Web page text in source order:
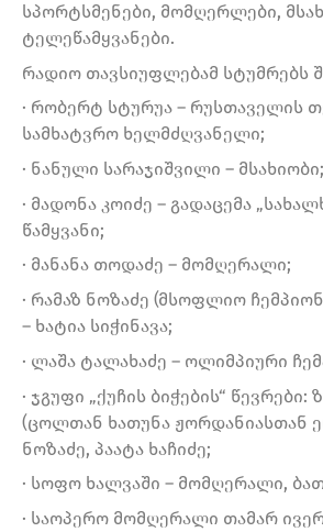
სპორტსმენები, მომღერლები,
ტელეწამყვანები.
რადიო თავსიუფლებამ სტუმრებს
· რობერტ სტურუა – რუსთაველის
სამხატვრო ხელმძღვანელი;
· ნანული სარაჯიშვილი – მსახიობი;
· მადონა კოიძე – გადაცემა
წამყვანი;
· მანანა თოდაძე – მომღერალი;
· რამაზ ნოზაძე (მსოფლიო
– ხატია სიჭინავა;
· ლაშა ტალახაძე – ოლიმპიური
· ჯგუფი „ქუჩის ბიჭების“ წევრები:
(ცოლთან ხათუნა ჟორდანიასთან
ნოზაძე, პაატა ხაჩიძე;
· სოფო ხალვაში – მომღერალი,
· საოპერო მომღერალი თამარ